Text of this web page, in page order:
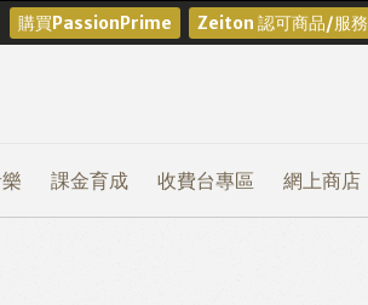
購買PassionPrime Zeiton 認可商品/服務
課金育成 收費台專區 網上商店